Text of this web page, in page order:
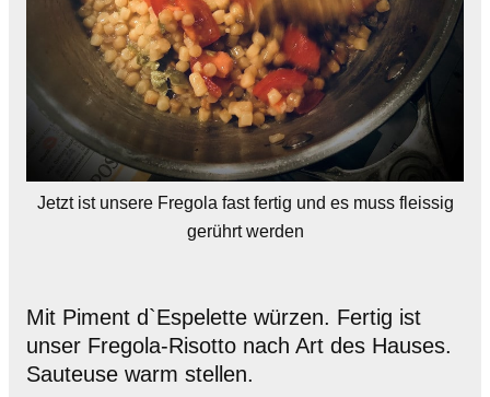
Jetzt ist unsere Fregola fast fertig und es muss fleissig
gerührt werden
Mit Piment d`Espelette würzen. Fertig ist
unser Fregola-Risotto nach Art des Hauses.
Sauteuse warm stellen.